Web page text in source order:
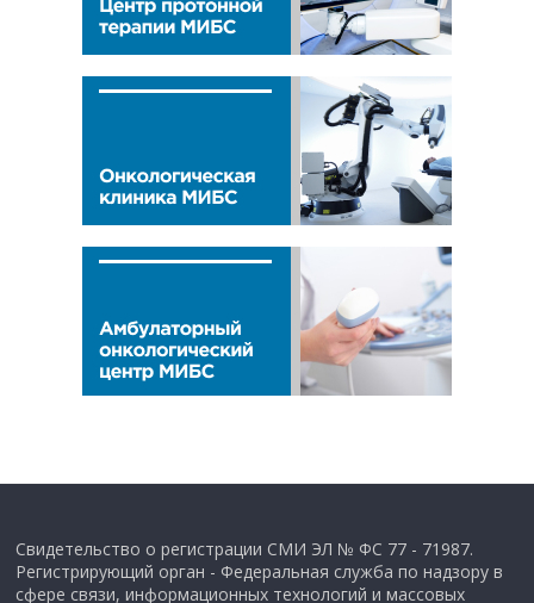
Свидетельство о регистрации СМИ ЭЛ № ФС 77 - 71987.
Регистрирующий орган - Федеральная служба по надзору в
сфере связи, информационных технологий и массовых